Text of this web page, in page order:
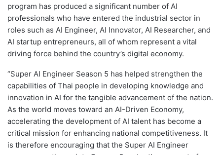
program has produced a significant number of AI
professionals who have entered the industrial sector in
roles such as AI Engineer, AI Innovator, AI Researcher, and
AI startup entrepreneurs, all of whom represent a vital
driving force behind the country’s digital economy.
“Super AI Engineer Season 5 has helped strengthen the
capabilities of Thai people in developing knowledge and
innovation in AI for the tangible advancement of the nation.
As the world moves toward an AI-Driven Economy,
accelerating the development of AI talent has become a
critical mission for enhancing national competitiveness. It
is therefore encouraging that the Super AI Engineer